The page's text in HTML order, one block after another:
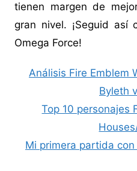
tienen margen de
gran nivel. ¡Seguid así
Omega Force!
Análisis Fire Emblem
Byleth
Top 10 personajes
Mi primera partida